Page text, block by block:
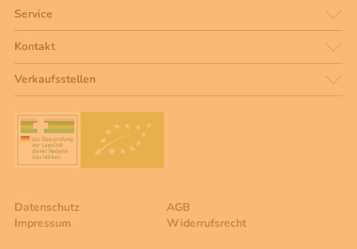
Service
Kontakt
Verkaufsstellen
Datenschutz
AGB
Impressum
Widerrufsrecht